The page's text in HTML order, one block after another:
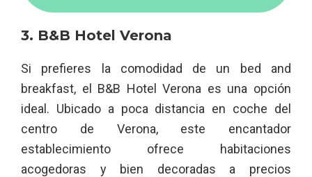
3. B&B Hotel Verona
Si prefieres la comodidad de un bed and
breakfast, el B&B Hotel Verona es una opción
ideal. Ubicado a poca distancia en coche del
centro de Verona, este encantador
establecimiento ofrece habitaciones
acogedoras y bien decoradas a precios